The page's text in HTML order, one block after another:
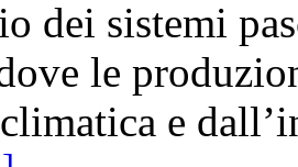
dei sistemi
le
e